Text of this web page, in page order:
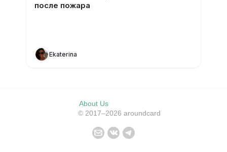
после пожара
Ekaterina
About Us
© 2017–2026 aroundcard